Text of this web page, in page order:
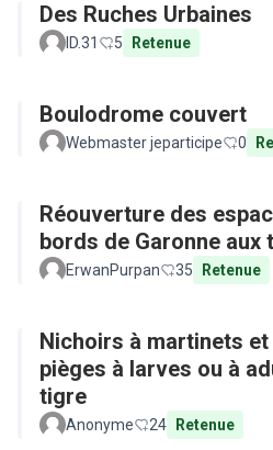
Des Ruches Urbaines
ID.31 5 Retenue
Boulodrome couvert
Webmaster jeparticipe 0
Réouverture des
bords de Garonne aux
ErwanPurpan 35 Retenue
Nichoirs à martinets
pièges à larves ou à
tigre
Anonyme 24 Retenue